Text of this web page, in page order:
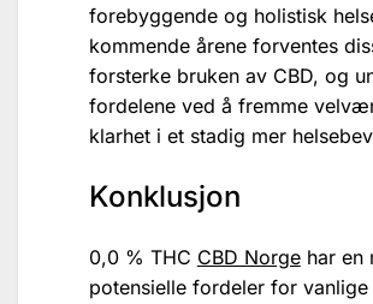
forebyggende og holistisk
kommende årene forventes
forsterke bruken av CBD, og
fordelene ved å fremme
klarhet i et stadig mer
Konklusjon
0,0 % THC CBD Norgehar en
potensielle fordeler for vanlige